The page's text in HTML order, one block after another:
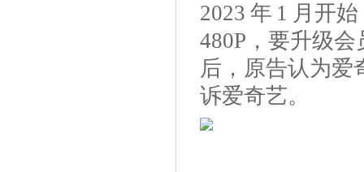
2023 年 1 月开
480P，要升级
后，原告认为爱
诉爱奇艺。